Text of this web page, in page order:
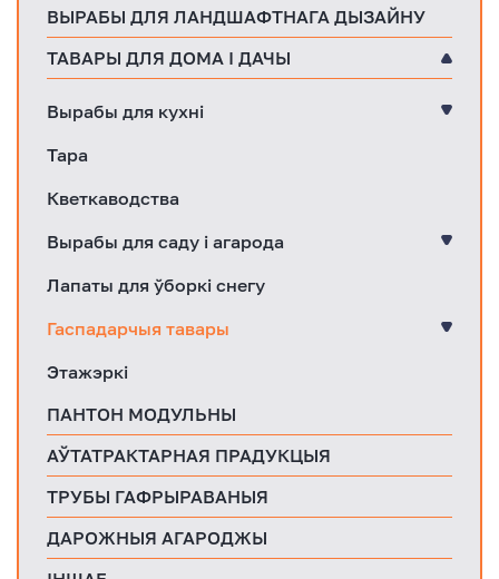
ВЫРАБЫ ДЛЯ ЛАНДШАФТНАГА ДЫЗАЙНУ
ТАВАРЫ ДЛЯ ДОМА І ДАЧЫ
Вырабы для кухні
Тара
Кветкаводства
Вырабы для саду і агарода
Лапаты для ўборкі снегу
Гаспадарчыя тавары
Этажэркі
ПАНТОН МОДУЛЬНЫ
АЎТАТРАКТАРНАЯ ПРАДУКЦЫЯ
ТРУБЫ ГАФРЫРАВАНЫЯ
ДАРОЖНЫЯ АГАРОДЖЫ